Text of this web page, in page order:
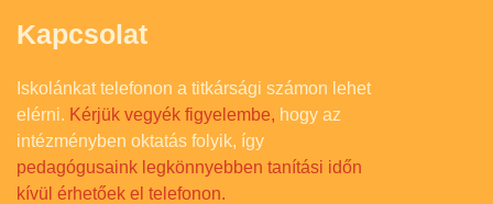
Kapcsolat
Iskolánkat telefonon a titkársági számon lehet
elérni. Kérjük vegyék figyelembe, hogy az
intézményben oktatás folyik, így
pedagógusaink legkönnyebben tanítási időn
kívül érhetőek el telefonon.